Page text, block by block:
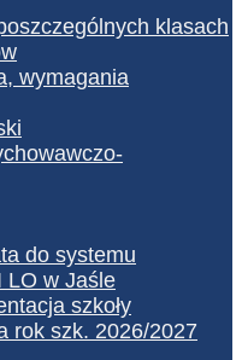
klasach
wymagania
do systemu
LO w Jaśle
szkoły
rok szk. 2026/2027